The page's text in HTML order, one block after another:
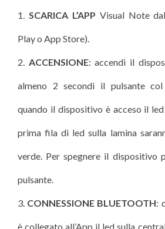
SCARICA L’APP Visual Note
Play o App Store).
ACCENSIONE: accendi il
almeno 2 secondi il pulsante
quando il dispositivo è acceso il
prima fila di led sulla lamina
verde. Per spegnere il dispositivo
pulsante.
CONNESSIONE BLUETOOTH:
è collegato all’App il led sulla